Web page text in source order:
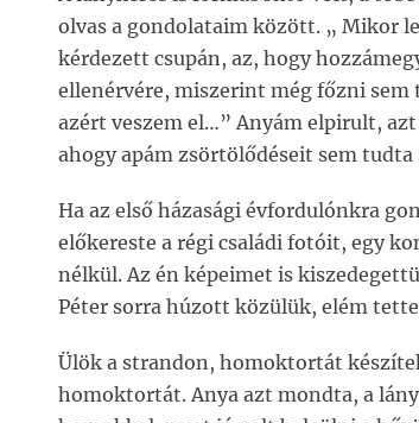
olvas a gondolataim között. „ Mikor
kérdezett csupán, az, hogy
ellenérvére, miszerint még főzni
azért veszem el…” Anyám elpirult,
ahogy apám zsörtölődéseit sem
Ha az első házasági évfordulónkra
előkereste a régi családi fotóit, egy
nélkül. Az én képeimet is
Péter sorra húzott közülük, elém
Ülök a strandon, homoktortát
homoktortát. Anya azt mondta, a